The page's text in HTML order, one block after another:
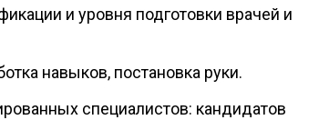
и уровня подготовки врачей и
навыков, постановка руки.
специалистов: кандидатов